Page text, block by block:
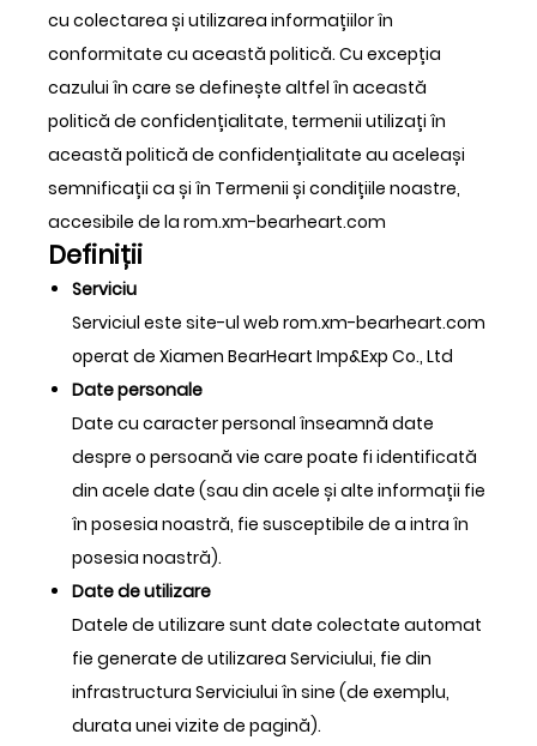
cu colectarea și utilizarea informațiilor în
conformitate cu această politică. Cu excepția
cazului în care se definește altfel în această
politică de confidențialitate, termenii utilizați în
această politică de confidențialitate au aceleași
semnificații ca și în Termenii și condițiile noastre,
accesibile de la rom.xm-bearheart.com
Definiții
Serviciu
Serviciul este site-ul web rom.xm-bearheart.com
operat de Xiamen BearHeart Imp&Exp Co., Ltd
Date personale
Date cu caracter personal înseamnă date
despre o persoană vie care poate fi identificată
din acele date (sau din acele și alte informații fie
în posesia noastră, fie susceptibile de a intra în
posesia noastră).
Date de utilizare
Datele de utilizare sunt date colectate automat
fie generate de utilizarea Serviciului, fie din
infrastructura Serviciului în sine (de exemplu,
durata unei vizite de pagină).